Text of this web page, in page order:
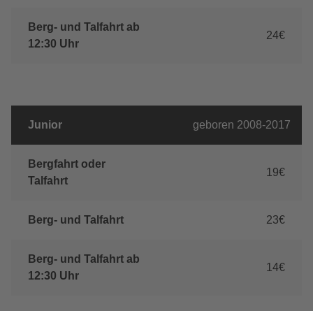
Berg- und Talfahrt ab
12:30 Uhr
24€
Junior geboren 2008-2017
Bergfahrt oder
Talfahrt
19€
Berg- und Talfahrt 23€
Berg- und Talfahrt ab
12:30 Uhr
14€